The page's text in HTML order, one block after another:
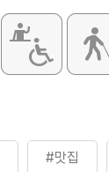
#맛집